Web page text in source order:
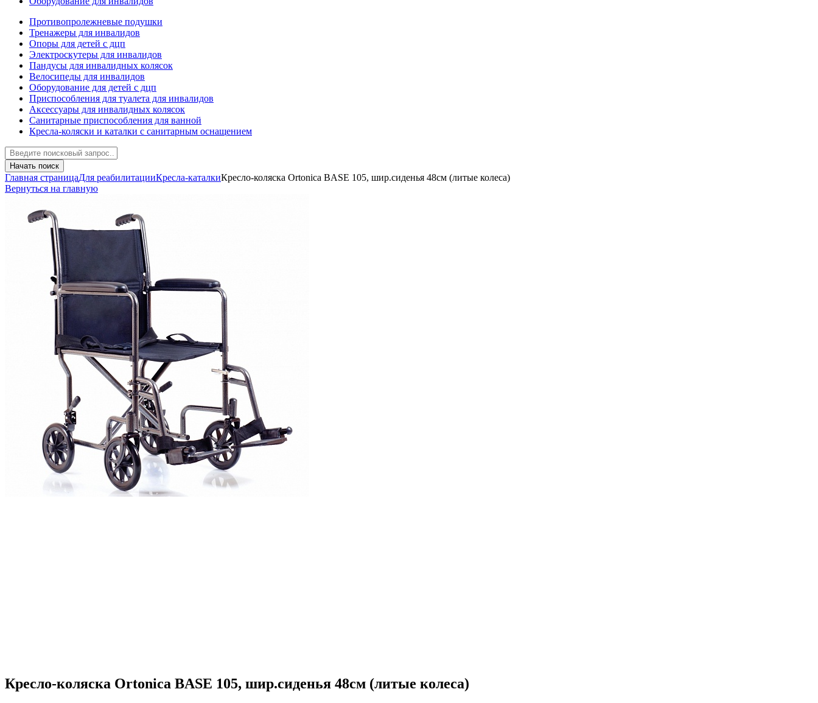
Противопролежневые подушки
Тренажеры для инвалидов
Опоры для детей с дцп
Электроскутеры для инвалидов
Пандусы для инвалидных колясок
Велосипеды для инвалидов
Оборудование для детей с дцп
Приспособления для туалета для инвалидов
Аксессуары для инвалидных колясок
Санитарные приспособления для ванной
Кресла-коляски и каталки с санитарным оснащением
Начать поиск
Главная страницаДля реабилитацииКресла-каталкиКресло-коляска Ortonica BASE 105, шир.сиденья 48см (литые колеса)
Вернуться на главную
Кресло-коляска Ortonica BASE 105, шир.сиденья 48см (литые колеса)